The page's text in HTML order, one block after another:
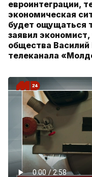
евроинтеграции,
экономическая
будет ощущаться
заявил
общества
телеканала